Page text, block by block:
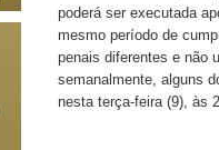
poderá ser executada
mesmo período de
penais diferentes e não
semanalmente, alguns
nesta terça-feira (9),